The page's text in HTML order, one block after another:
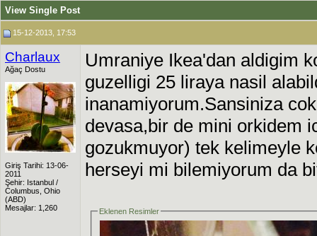
View Single Post
15-12-2013, 17:53
Charlaux
Ağaç Dostu
Giriş Tarihi: 13-06-
2011
Şehir: Istanbul /
Columbus, Ohio
(ABD)
Mesajlar: 1,260
Umraniye Ikea'dan aldigim
guzelligi 25 liraya nasil
inanamiyorum.Sansiniza
devasa,bir de mini orkidem
gozukmuyor) tek kelimeyle
herseyi mi bilemiyorum da
Eklenen Resimler